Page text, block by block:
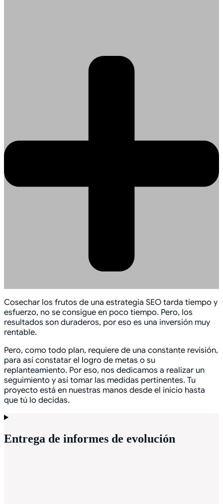
Cosechar los frutos de una estrategia SEO tarda tiempo y
esfuerzo, no se consigue en poco tiempo. Pero, los
resultados son duraderos, por eso es una inversión muy
rentable.
Pero, como todo plan, requiere de una constante revisión,
para así constatar el logro de metas o su
replanteamiento. Por eso, nos dedicamos a realizar un
seguimiento y así tomar las medidas pertinentes. Tu
proyecto está en nuestras manos desde el inicio hasta
que tú lo decidas.
Entrega de informes de evolución